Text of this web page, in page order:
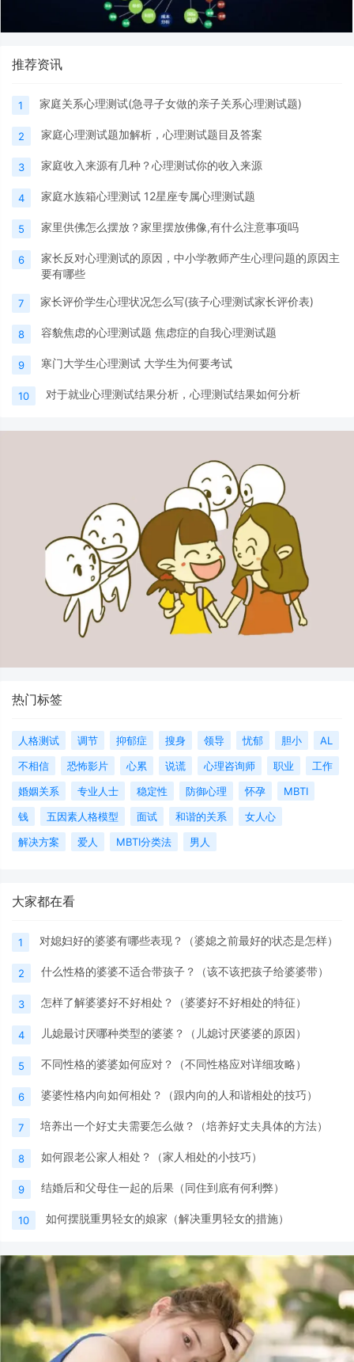
推荐资讯
1 家庭关系心理测试(急寻子女做的亲子关系心理测试题)
2 家庭心理测试题加解析，心理测试题目及答案
3 家庭收入来源有几种？心理测试你的收入来源
4 家庭水族箱心理测试 12星座专属心理测试题
5 家里供佛怎么摆放？家里摆放佛像,有什么注意事项吗
6
家长反对心理测试的原因，中小学教师产生心理问题的原因主
要有哪些
7 家长评价学生心理状况怎么写(孩子心理测试家长评价表)
8 容貌焦虑的心理测试题 焦虑症的自我心理测试题
9 寒门大学生心理测试 大学生为何要考试
10 对于就业心理测试结果分析，心理测试结果如何分析
热门标签
人格测试 调节 抑郁症 搜身 领导 忧郁 胆小
AL
不相信
恐怖影片 心累 说谎 心理咨询师 职业
工作
婚姻关系
专业人士 稳定性 防御心理 怀孕
MBTI
钱
五因素人格模型 面试 和谐的关系
女人心
解决方案
爱人 MBTI分类法 男人
大家都在看
1 对媳妇好的婆婆有哪些表现？（婆媳之前最好的状态是怎样）
2 什么性格的婆婆不适合带孩子？（该不该把孩子给婆婆带）
3 怎样了解婆婆好不好相处？（婆婆好不好相处的特征）
4 儿媳最讨厌哪种类型的婆婆？（儿媳讨厌婆婆的原因）
5 不同性格的婆婆如何应对？（不同性格应对详细攻略）
6 婆婆性格内向如何相处？（跟内向的人和谐相处的技巧）
7 培养出一个好丈夫需要怎么做？（培养好丈夫具体的方法）
8 如何跟老公家人相处？（家人相处的小技巧）
9 结婚后和父母住一起的后果（同住到底有何利弊）
10 如何摆脱重男轻女的娘家（解决重男轻女的措施）